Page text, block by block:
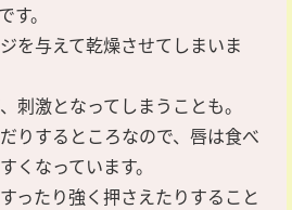
す。
を与えて乾燥させてしまいま
刺激となってしまうことも。
りするところなので、唇は食べ
くなっています。
ったり強く押さえたりすること